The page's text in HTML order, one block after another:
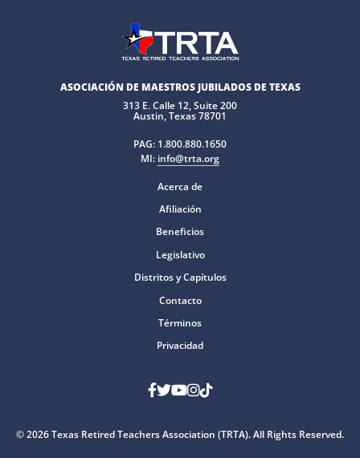
ASOCIACIÓN DE MAESTROS JUBILADOS DE TEXAS
313 E. Calle 12, Suite 200
Austin, Texas 78701
PAG: 1.800.880.1650
MI: info@trta.org
Acerca de
Afiliación
Beneficios
Legislativo
Distritos y Capítulos
Contacto
Términos
Privacidad
Facebook
Gorjeo
YouTube
Instagram
Tik Tok
© 2026 Texas Retired Teachers Association (TRTA). All Rights Reserved.